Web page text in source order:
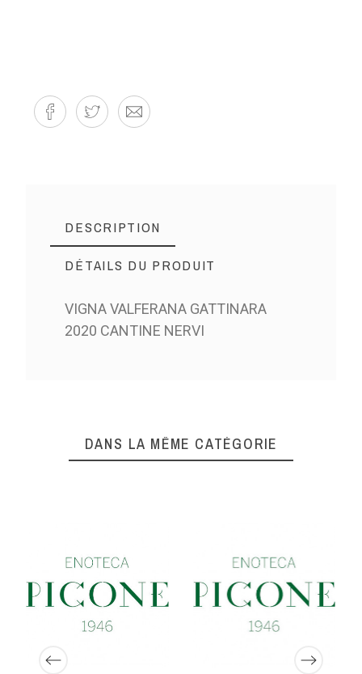
DESCRIPTION
DÉTAILS DU PRODUIT
VIGNA VALFERANA GATTINARA
2020 CANTINE NERVI
DANS LA MÊME CATÉGORIE